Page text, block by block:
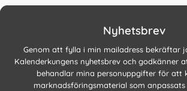
Nyhetsbrev
Genom att fylla i min mailadress bekräftar
Kalenderkungens nyhetsbrev och godkänner
behandlar mina personuppgifter för att
marknadsföringsmaterial som